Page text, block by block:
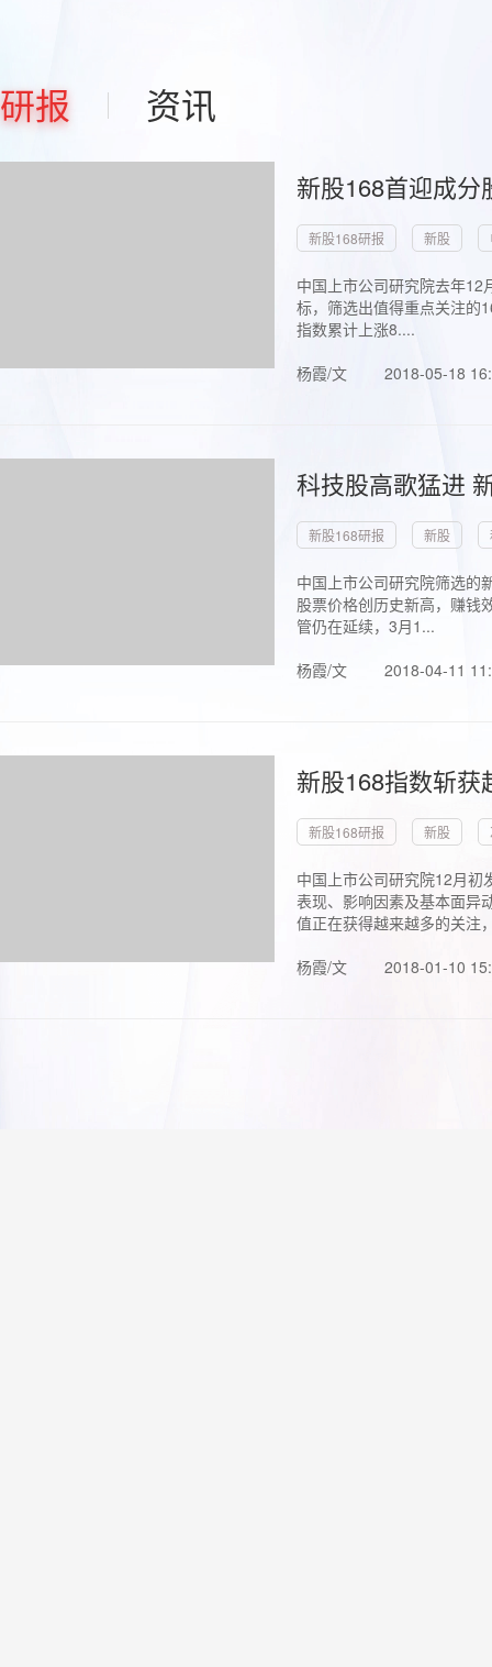
研报 资讯
新股168首迎成
新股168研报 新股
中国上市公司研究院去年
标，筛选出值得重点关注的
指数累计上涨8....
杨霞/文
2018-05-18
科技股高歌猛进
新股168研报 新股
中国上市公司研究院筛选的
股票价格创历史新高，赚钱
管仍在延续，3月1...
杨霞/文
2018-04-11
新股168指数斩
新股168研报 新股
中国上市公司研究院12月初
表现、影响因素及基本面异
值正在获得越来越多的关注
杨霞/文
2018-01-10